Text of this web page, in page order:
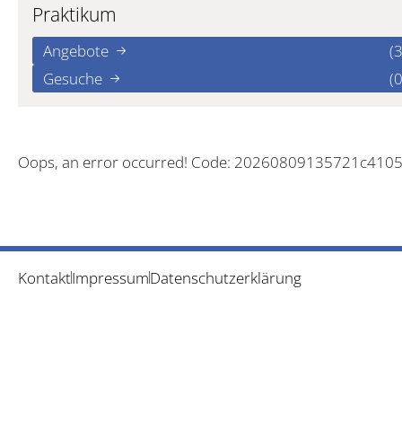
Praktikum
Angebote
Gesuche
Oops, an error occurred! Code:
KontaktImpressumDatenschutzerklärung